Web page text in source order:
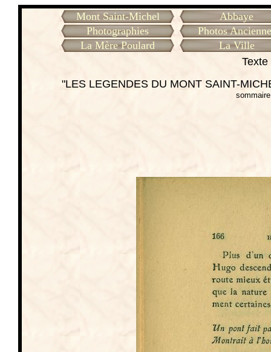
Mont Saint-Michel
Abbaye
Photographies
Photos
La Mère Poulard
La Ville
"LES LEGENDES DU MONT SAINT-